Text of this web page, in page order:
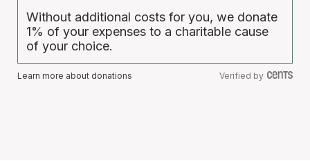
Without additional costs for you, we donate
1% of your expenses to a charitable cause
of your choice.
Learn more about donations Verified by